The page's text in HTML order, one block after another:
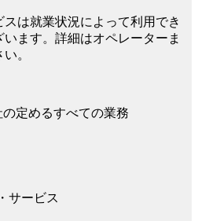
は就業状況によって利用でき
ます。詳細はオペレーターま
。
定めるすべての業務